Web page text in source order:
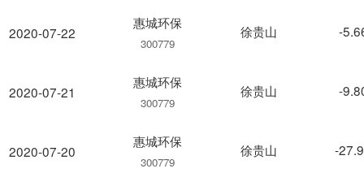
2020-07-22
2020-07-21
2020-07-20
惠城环保
300779
徐贵山 -
惠城环保
300779
徐贵山 -
惠城环保
300779
徐贵山 -